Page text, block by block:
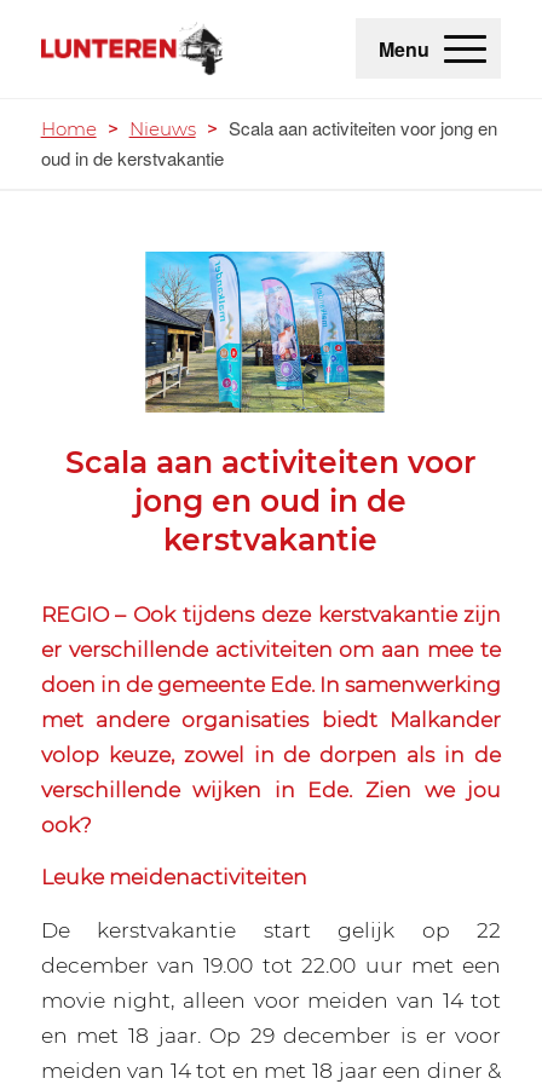
Menu
Home > Nieuws > Scala aan activiteiten voor jong en
oud in de kerstvakantie
Scala aan activiteiten voor
jong en oud in de
kerstvakantie
REGIO – Ook tijdens deze kerstvakantie zijn
er verschillende activiteiten om aan mee te
doen in de gemeente Ede. In samenwerking
met andere organisaties biedt Malkander
volop keuze, zowel in de dorpen als in de
verschillende wijken in Ede. Zien we jou
ook?
Leuke meidenactiviteiten
De kerstvakantie start gelijk op 22
december van 19.00 tot 22.00 uur met een
movie night, alleen voor meiden van 14 tot
en met 18 jaar. Op 29 december is er voor
meiden van 14 tot en met 18 jaar een diner &